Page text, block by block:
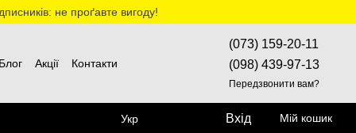
не проґавте вигоду!
Блог Акції Контакти
(073) 159-20-11
(098) 439-97-13
Передзвонити вам?
Укр Вхід Мій кошик